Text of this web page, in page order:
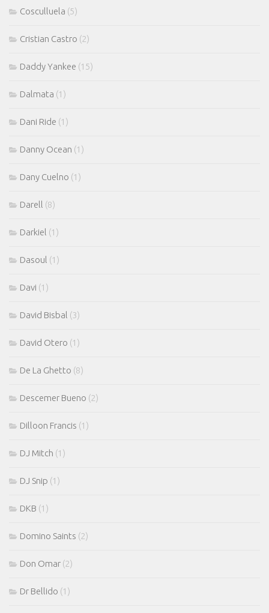
Cosculluela (5)
Cristian Castro (2)
Daddy Yankee (15)
Dalmata (1)
Dani Ride (1)
Danny Ocean (1)
Dany Cuelno (1)
Darell (8)
Darkiel (1)
Dasoul (1)
Davi (1)
David Bisbal (3)
David Otero (1)
De La Ghetto (8)
Descemer Bueno (2)
Dilloon Francis (1)
DJ Mitch (1)
DJ Snip (1)
DKB (1)
Domino Saints (2)
Don Omar (2)
Dr Bellido (1)